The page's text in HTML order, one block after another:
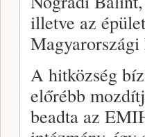
illetve az
A hitközség
előrébb
beadta az